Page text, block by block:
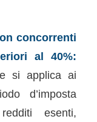
concorrenti
al 40%:
si applica ai
d’imposta
esenti,